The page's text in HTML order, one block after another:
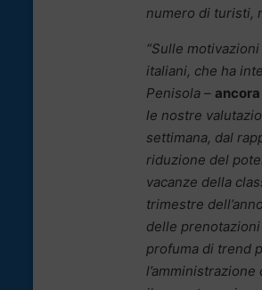
numero di turisti,
“Sulle
italiani, che ha
Penisola – ancora
le nostre
settimana, dal
riduzione del
vacanze della
trimestre
delle
profuma di trend